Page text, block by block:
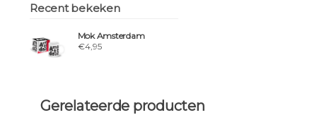
Recent bekeken
Mok Amsterdam
€4,95
Gerelateerde producten